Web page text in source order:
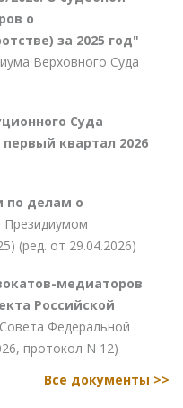
о
за 2025 год"
Верховного Суда
Суда
квартал 2026
по делам о
Президиумом
(ред. от 29.04.2026)
медиаторов
Российской
Федеральной
протокол N 12)
Все документы >>